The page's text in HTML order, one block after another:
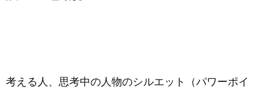
考える人、思考中の人物のシルエット（パワーポイ